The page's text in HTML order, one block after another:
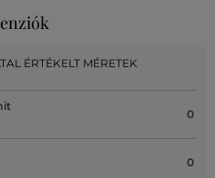
ÉRTÉKELT MÉRETEK
0
0